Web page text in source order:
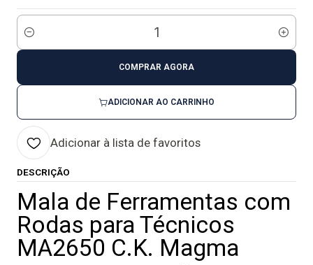
Quantidade
ADICIONAR AO CARRINHO
COMPRAR AGORA
Adicionar à lista de favoritos
DESCRIÇÃO
Mala de Ferramentas com
Rodas para Técnicos
MA2650 C.K. Magma